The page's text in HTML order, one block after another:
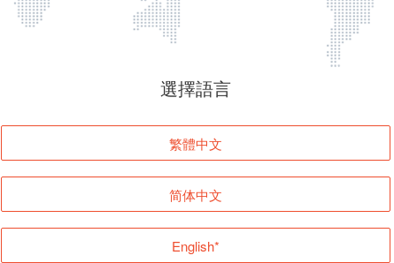
頁面無法顯示
登入
返回首頁
選擇語言
繁體中文
简体中文
English*